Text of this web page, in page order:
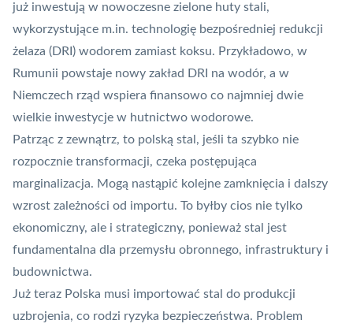
już inwestują w nowoczesne zielone huty stali,
wykorzystujące m.in. technologię bezpośredniej redukcji
żelaza (DRI) wodorem zamiast koksu. Przykładowo, w
Rumunii powstaje nowy zakład DRI na wodór, a w
Niemczech rząd wspiera finansowo co najmniej dwie
wielkie inwestycje w hutnictwo wodorowe.
Patrząc z zewnątrz, to polską stal, jeśli ta szybko nie
rozpocznie transformacji, czeka postępująca
marginalizacja. Mogą nastąpić kolejne zamknięcia i dalszy
wzrost zależności od importu. To byłby cios nie tylko
ekonomiczny, ale i strategiczny, ponieważ stal jest
fundamentalna dla przemysłu obronnego, infrastruktury i
budownictwa.
Już teraz Polska musi importować stal do produkcji
uzbrojenia, co rodzi ryzyka bezpieczeństwa. Problem